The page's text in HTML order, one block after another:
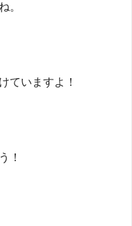
。
ていますよ！
！